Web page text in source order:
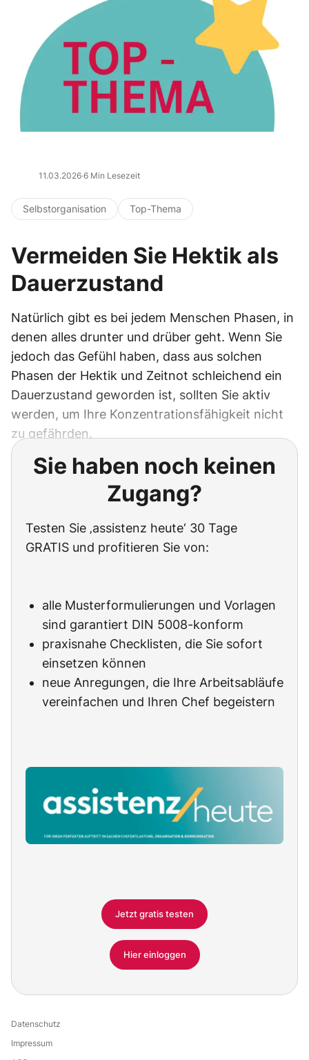
11.03.2026·6 Min Lesezeit
Selbstorganisation Top-Thema
Vermeiden Sie Hektik als
Dauerzustand
Natürlich gibt es bei jedem Menschen Phasen, in
denen alles drunter und drüber geht. Wenn Sie
jedoch das Gefühl haben, dass aus solchen
Phasen der Hektik und Zeitnot schleichend ein
Dauerzustand geworden ist, sollten Sie aktiv
werden, um Ihre Konzentrationsfähigkeit nicht
zu gefährden.
Sie haben noch keinen
Zugang?
Testen Sie ‚assistenz heute‘ 30 Tage
GRATIS und profitieren Sie von:
alle Musterformulierungen und Vorlagen
sind garantiert DIN 5008-konform
praxisnahe Checklisten, die Sie sofort
einsetzen können
neue Anregungen, die Ihre Arbeitsabläufe
vereinfachen und Ihren Chef begeistern
Jetzt gratis testen
Hier einloggen
Datenschutz
Impressum